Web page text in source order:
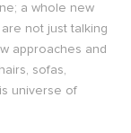
a whole new
not just talking
approaches and
sofas,
universe of